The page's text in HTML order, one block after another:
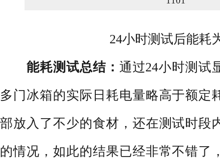
24小时测试后能耗
能耗测试总结： 通过24小时测试
多门冰箱的实际日耗电量略高于额定
部放入了不少的食材，还在测试时段
的情况，如此的结果已经非常不错了